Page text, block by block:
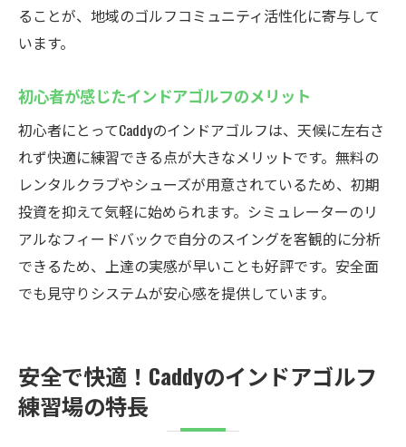
ることが、地域のゴルフコミュニティ活性化に寄与して
います。
初心者が感じたインドアゴルフのメリット
初心者にとってCaddyのインドアゴルフは、天候に左右さ
れず快適に練習できる点が大きなメリットです。無料の
レンタルクラブやシューズが用意されているため、初期
投資を抑えて気軽に始められます。シミュレーターのリ
アルなフィードバックで自分のスイングを客観的に分析
できるため、上達の実感が早いことも好評です。安全面
でも見守りシステムが安心感を提供しています。
安全で快適！Caddyのインドアゴルフ
練習場の特長